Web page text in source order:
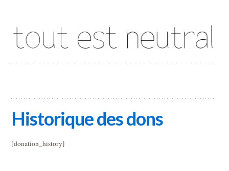
Historique des dons
[donation_history]